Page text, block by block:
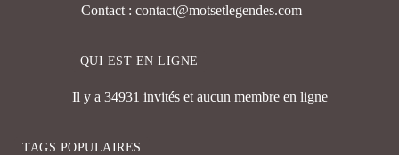
Contact : contact@motsetlegendes.com
QUI EST EN LIGNE
Il y a 34931 invités et aucun membre en ligne
TAGS POPULAIRES